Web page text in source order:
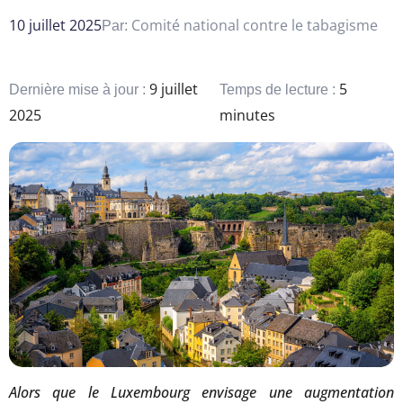
10 juillet 2025Par: Comité national contre le tabagisme
Dernière mise à jour : 9 juillet
2025
Temps de lecture : 5
minutes
Alors que le Luxembourg envisage une augmentation